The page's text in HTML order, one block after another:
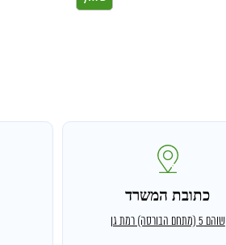
כתובת המשרד
שוהם 5 (מתחם הבורסה) רמת גן